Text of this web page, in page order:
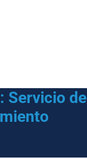
Servicio de